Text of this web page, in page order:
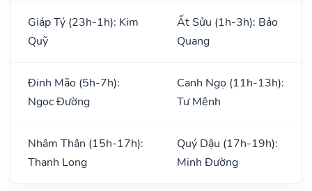
Giáp Tý (23h-1h): Kim
Quỹ
Ất Sửu (1h-3h): Bảo
Quang
Đinh Mão (5h-7h):
Ngọc Đường
Canh Ngọ (11h-13h):
Tư Mệnh
Nhâm Thân (15h-17h):
Thanh Long
Quý Dậu (17h-19h):
Minh Đường